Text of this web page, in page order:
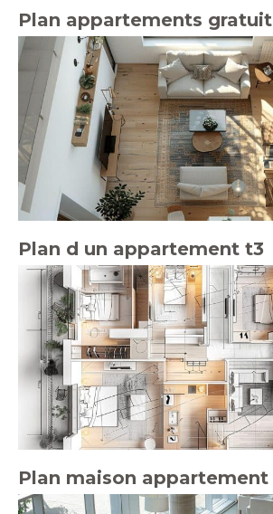
Plan appartements gratuit
Plan d un appartement t3
Plan maison appartement